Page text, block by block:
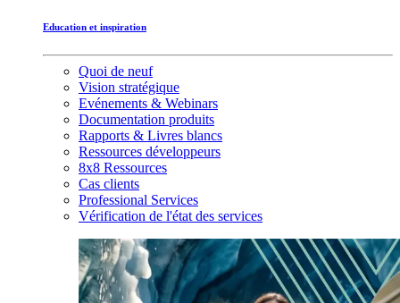
Education et inspiration
Quoi de neuf
Vision stratégique
Evénements & Webinars
Documentation produits
Rapports & Livres blancs
Ressources développeurs
8x8 Ressources
Cas clients
Professional Services
Vérification de l'état des services